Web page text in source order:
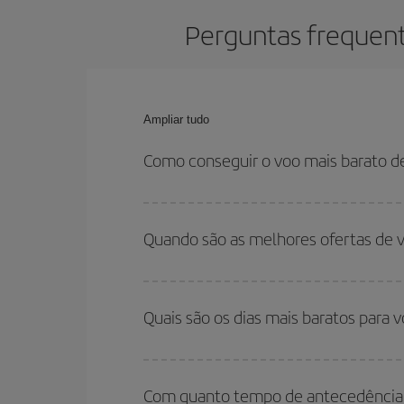
Perguntas
Ampliar tudo
Como conseguir o voo mais barato
relação às datas e horários de sua ida e volta.
Quando são as melhores ofertas de
são considerados alta temporada. Além disso,
encontrará.
Quais são os dias mais baratos para
para onde você quer ir e quais datas você
Com quanto tempo de